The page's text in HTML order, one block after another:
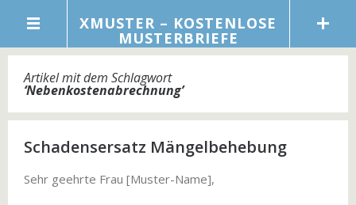
XMUSTER – KOSTENLOSE
MUSTERBRIEFE
Artikel mit dem Schlagwort
‘Nebenkostenabrechnung’
Schadensersatz Mängelbehebung
Sehr geehrte Frau [Muster-Name],